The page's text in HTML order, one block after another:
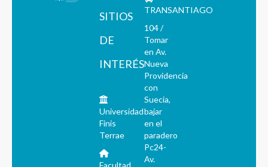
SITIOS
DE
INTERÉS
Universidad
Finis
Terrae
Facultad
TRANSANTIAGO
104 /
Tomar
en Av.
Nueva
Providencia
con
Suecia,
bajar
en el
paradero
Pc24-
Av.